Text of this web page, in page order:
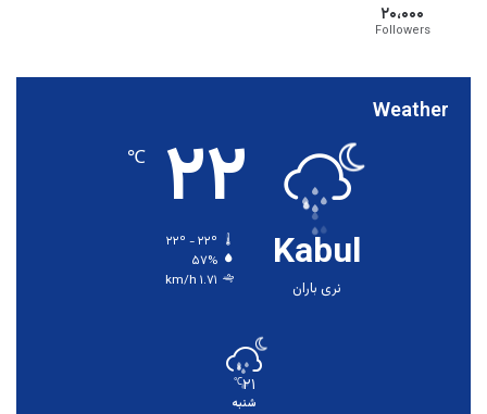
۲۰،۰۰۰
Followers
Weather
Kabul
نری باران
۲۲ ℃
۵۷%
۱.۷۱ km/h
۲۱℃
شنبه